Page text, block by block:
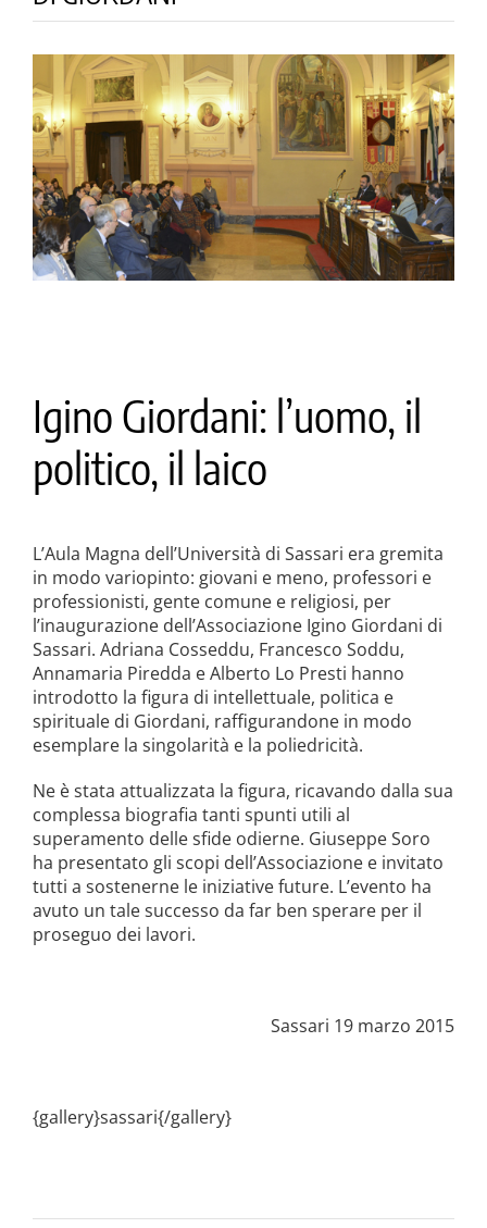
notizie
Igino Giordani: l’uomo, il
politico, il laico
L’Aula Magna dell’Università di Sassari era gremita
in modo variopinto: giovani e meno, professori e
professionisti, gente comune e religiosi, per
l’inaugurazione dell’Associazione Igino Giordani di
Sassari. Adriana Cosseddu, Francesco Soddu,
Annamaria Piredda e Alberto Lo Presti hanno
introdotto la figura di intellettuale, politica e
spirituale di Giordani, raffigurandone in modo
esemplare la singolarità e la poliedricità.
Ne è stata attualizzata la figura, ricavando dalla sua
complessa biografia tanti spunti utili al
superamento delle sfide odierne. Giuseppe Soro
ha presentato gli scopi dell’Associazione e invitato
tutti a sostenerne le iniziative future. L’evento ha
avuto un tale successo da far ben sperare per il
proseguo dei lavori.
Sassari 19 marzo 2015
{gallery}sassari{/gallery}